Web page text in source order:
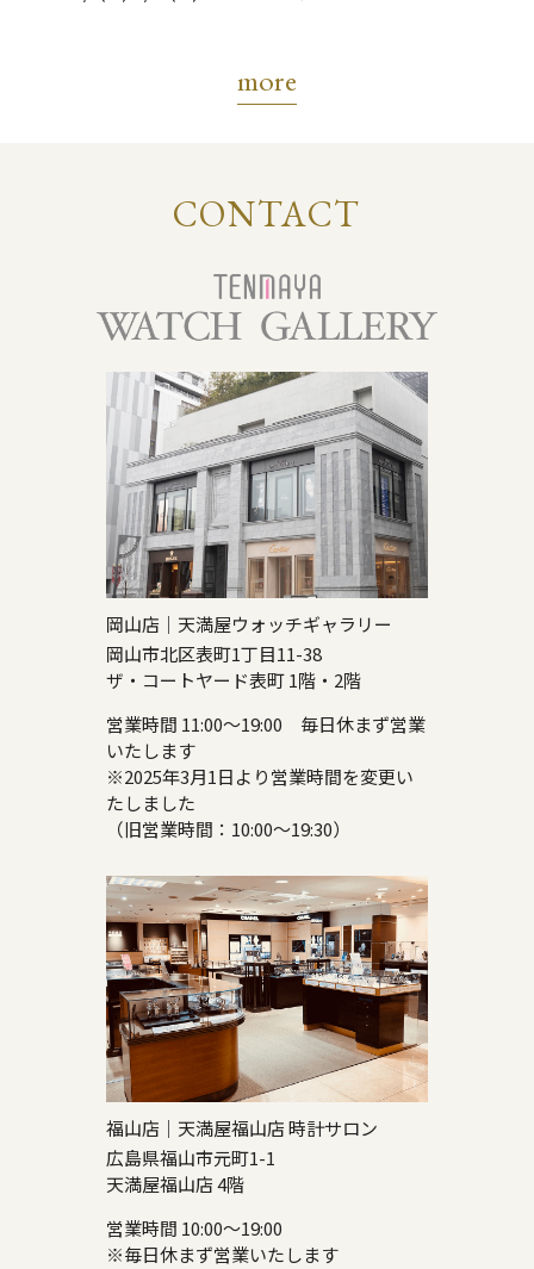
more
CONTACT
岡山店｜天満屋ウォッチギャラリー
岡山市北区表町1丁目11-38
ザ・コートヤード表町 1階・2階
営業時間 11:00～19:00 毎日休まず営業
いたします
※2025年3月1日より営業時間を変更い
たしました
（旧営業時間：10:00～19:30）
福山店｜天満屋福山店 時計サロン
広島県福山市元町1-1
天満屋福山店 4階
営業時間 10:00～19:00
※毎日休まず営業いたします